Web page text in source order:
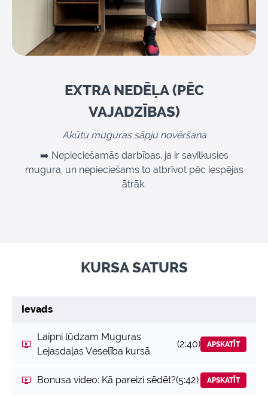
EXTRA NEDĒĻA (PĒC
VAJADZĪBAS)
Akūtu muguras sāpju novēršana
➡️ Nepieciešamās darbības, ja ir savilkusies
mugura, un nepieciešams to atbrīvot pēc iespējas
ātrāk.
KURSA SATURS
Ievads
Laipni lūdzam Muguras
Lejasdaļas Veselība kursā
(2:40) APSKATĪT
Bonusa video: Kā pareizi sēdēt?(5:42) APSKATĪT